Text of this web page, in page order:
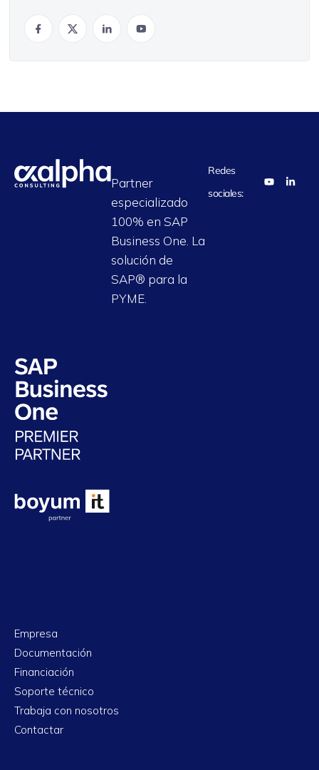
Partner
especializado
100% en SAP
Business One. La
solución de
SAP® para la
PYME.
Redes
sociales:
Empresa
Documentación
Financiación
Soporte técnico
Trabaja con nosotros
Contactar